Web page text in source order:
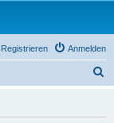
Anmelden
Registrieren